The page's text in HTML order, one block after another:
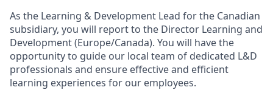
As the Learning & Development Lead for the Canadian
subsidiary, you will report to the Director Learning and
Development (Europe/Canada). You will have the
opportunity to guide our local team of dedicated L&D
professionals and ensure effective and efficient
learning experiences for our employees.